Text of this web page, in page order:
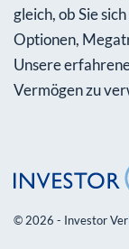
gleich, ob Sie
Optionen,
Unsere
Vermögen zu
© 2026 - Investor